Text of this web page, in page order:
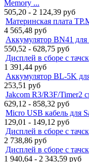
Memory ...
505,20 - 2 124,39 руб
Материнская плата
4 565,48 руб
Аккумулятор BN41
550,52 - 628,75 руб
Дисплей в сборе с
1 391,44 руб
Аккумулятор BL-5K
253,51 руб
Jakcom R3/R3F/Timer2
629,12 - 858,32 руб
Micro USB кабель для
129,01 - 149,12 руб
Дисплей в сборе с
2 738,86 руб
Дисплей в сборе с
1 940,64 - 2 343,59 руб